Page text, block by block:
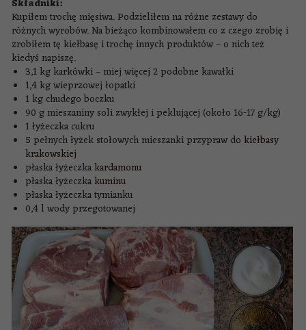
Składniki:
Kupiłem trochę mięsiwa. Podzieliłem na różne zestawy do
różnych wyrobów. Na bieżąco kombinowałem co z czego zrobię i
zrobiłem tę kiełbasę i trochę innych produktów – o nich też
kiedyś napiszę.
3,1 kg karkówki – miej więcej 2 podobne kawałki
1,4 kg wieprzowej łopatki
1 kg chudego boczku
90 g mieszaniny soli zwykłej i peklującej (około 16-17 g/kg)
1 łyżeczka cukru
5 pełnych łyżek stołowych mieszanki przypraw do kiełbasy
krakowskiej
płaska łyżeczkakardamonu
płaska łyżeczkakuminu
płaska łyżeczka tymianku
0,4 l wody przegotowanej